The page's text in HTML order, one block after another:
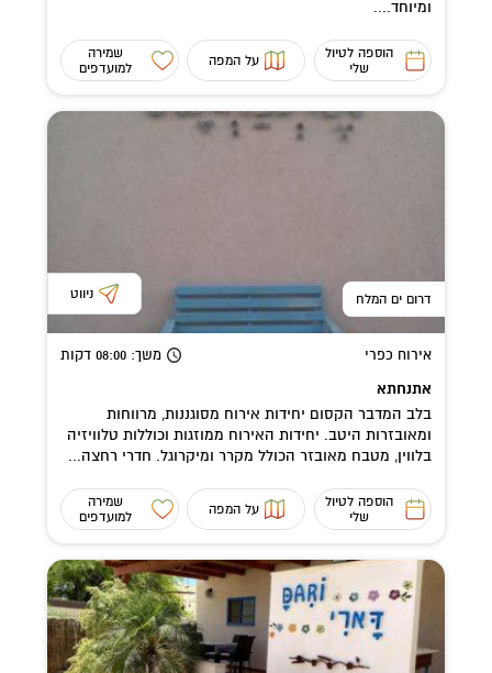
ומיוחד....
הוספה לטיול
שלי
על המפה
שמירה
למועדפים
דרום ים המלח ניווט
אירוח כפרי משך: 08:00 דקות
אתנחתא
בלב המדבר הקסום יחידות אירוח מסוגננות, מרווחות
ומאובזרות היטב. יחידות האירוח ממוזגות וכוללות טלוויזיה
בלווין, מטבח מאובזר הכולל מקרר ומיקרוגל. חדרי רחצה...
הוספה לטיול
שלי
על המפה
שמירה
למועדפים